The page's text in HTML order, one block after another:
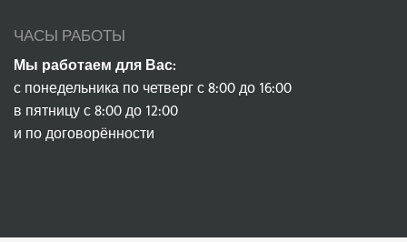
ЧАСЫ РАБОТЫ
Мы работаем для Вас:
с понедельника по четверг с 8:00 до 16:00
в пятницу с 8:00 до 12:00
и по договорённости